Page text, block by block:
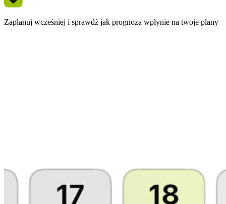
Zaplanuj wcześniej i sprawdź jak prognoza wpłynie na twoje plany